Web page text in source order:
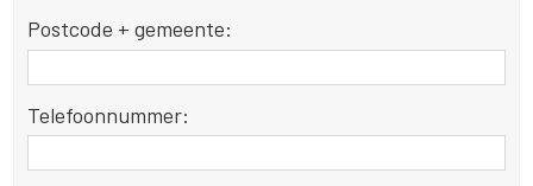
Postcode + gemeente:
Telefoonnummer: